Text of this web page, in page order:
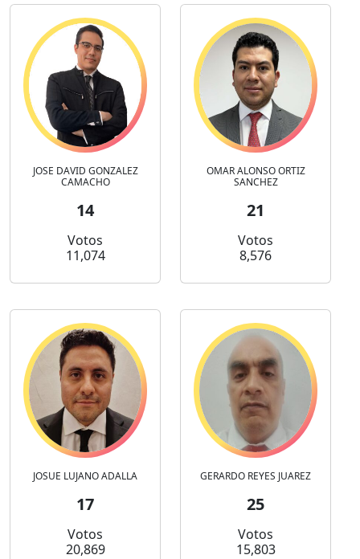
JOSE DAVID GONZALEZ
CAMACHO
14
Votos
11,074
OMAR ALONSO ORTIZ
SANCHEZ
21
Votos
8,576
JOSUE LUJANO ADALLA
17
Votos
20,869
GERARDO REYES JUAREZ
25
Votos
15,803